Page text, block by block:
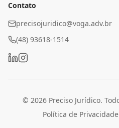
Contato
precisojuridico@voga.adv.br
(48) 93618-1514
© 2026 Preciso Jurídico.
Política de Privacidade